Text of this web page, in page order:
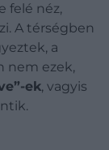
felé néz,
A térségben
a
nem ezek,
ek, vagyis